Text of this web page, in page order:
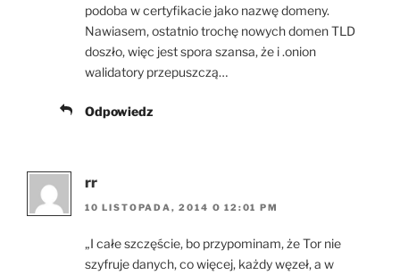
podoba w certyfikacie jako nazwę domeny.
Nawiasem, ostatnio trochę nowych domen TLD
doszło, więc jest spora szansa, że i .onion
walidatory przepuszczą…
Odpowiedz
rr
10 LISTOPADA, 2014 O 12:01 PM
„I całe szczęście, bo przypominam, że Tor nie
szyfruje danych, co więcej, każdy węzeł, a w